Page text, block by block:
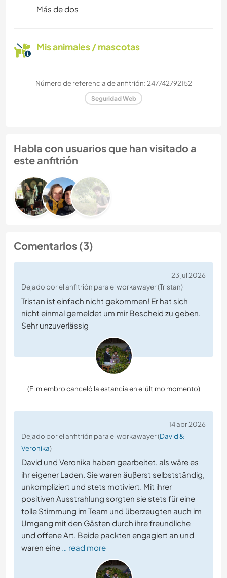
Más de dos
Mis animales / mascotas
Número de referencia de anfitrión: 247742792152
Seguridad Web
Habla con usuarios que han visitado a
este anfitrión
Comentarios (3)
23 jul 2026
Dejado por el anfitrión para el workawayer (Tristan)
Tristan ist einfach nicht gekommen! Er hat sich
nicht einmal gemeldet um mir Bescheid zu geben.
Sehr unzuverlässig
(El miembro canceló la estancia en el último momento)
14 abr 2026
Dejado por el anfitrión para el workawayer (David &
Veronika)
David und Veronika haben gearbeitet, als wäre es
ihr eigener Laden. Sie waren äußerst selbstständig,
unkompliziert und stets motiviert. Mit ihrer
positiven Ausstrahlung sorgten sie stets für eine
tolle Stimmung im Team und überzeugten auch im
Umgang mit den Gästen durch ihre freundliche
und offene Art. Beide packten engagiert an und
waren eine … read more